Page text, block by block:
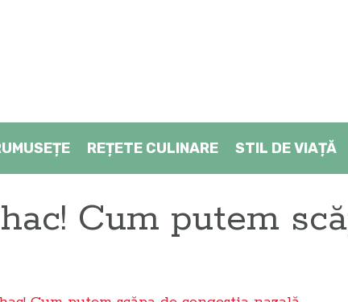
REȚETE CULINARE STIL DE VIAȚĂ
Cum putem